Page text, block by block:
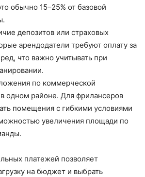
обычно 15–25% от базовой
депозитов или страховых
арендодатели требуют оплату за
что важно учитывать при
по коммерческой
одном районе. Для фрилансеров
помещения с гибкими условиями
увеличения площади по
платежей позволяет
на бюджет и выбрать